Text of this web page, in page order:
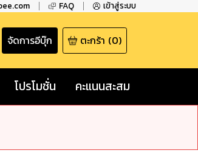
FAQ เข้าสู่ระบบ
จัดการอีบุ๊ก ตะกร้า (0)
โปรโมชั่น คะแนนสะสม